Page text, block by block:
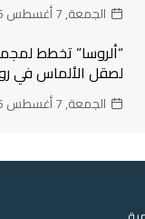
الجمعة, 7 أغسطس 2026, 14:54
“ألروسا” تخطط
لصقل الألماس في
الجمعة, 7 أغسطس 2026, 14:54